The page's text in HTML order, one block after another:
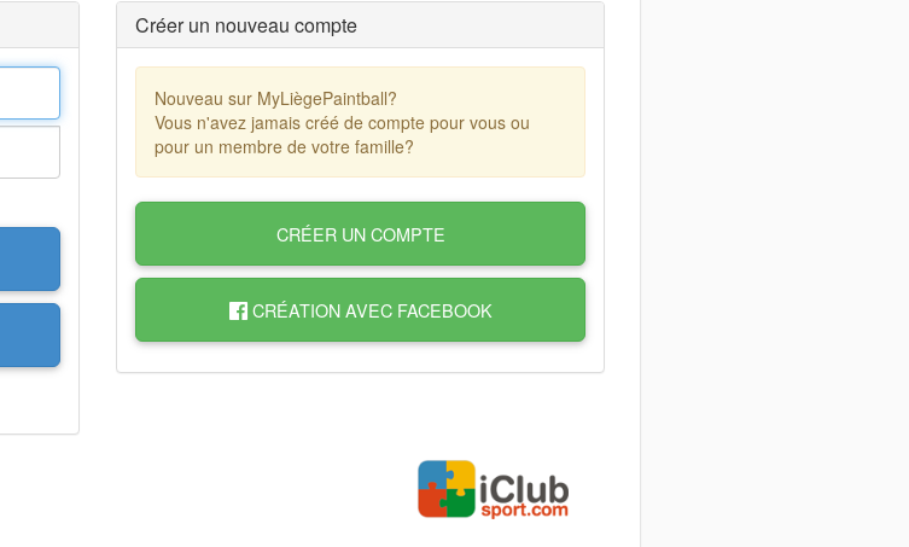
Créer un nouveau compte
Nouveau sur MyLiègePaintball?
Vous n'avez jamais créé de compte pour vous ou
pour un membre de votre famille?
CRÉER UN COMPTE
CRÉATION AVEC FACEBOOK